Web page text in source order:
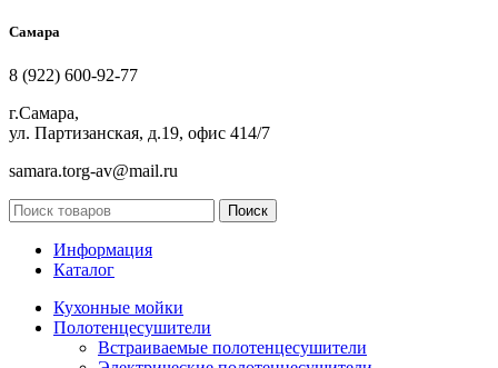
Самара
8 (922) 600-92-77
г.Самара,
ул. Партизанская, д.19, офис 414/7
samara.torg-av@mail.ru
Поиск
Информация
Каталог
Кухонные мойки
Полотенцесушители
Встраиваемые полотенцесушители